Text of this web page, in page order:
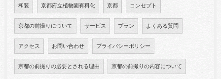
和装 京都府立植物園有料化 京都 コンセプト
京都の前撮りについて サービス プラン よくある質問
アクセス お問い合わせ プライバシーポリシー
京都の前撮りの必要とされる理由 京都の前撮りの内容について